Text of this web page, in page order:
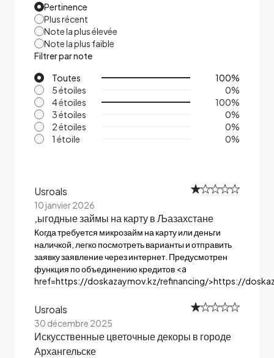
Pertinence
Plus récent
Note la plus élevée
Note la plus faible
Filtrer par note
Toutes
100%
5 étoiles
0%
4 étoiles
100%
3 étoiles
0%
2 étoiles
0%
1 étoile
0%
Usroals
10 janvier 2026
‚ыгодные займы на карту в Љазахстане
Когда требуется микрозайм на карту или деньги
наличкой, легко посмотреть варианты и отправить
заявку заявление через интернет. Предусмотрен
функция по объединению кредитов <a
href=https://doskazaymov.kz/refinancing/>https://
Usroals
30 décembre 2025
Искусственные цветочные декоры в городе
Архангельске